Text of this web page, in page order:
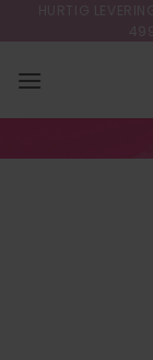
to
content
HURTIG